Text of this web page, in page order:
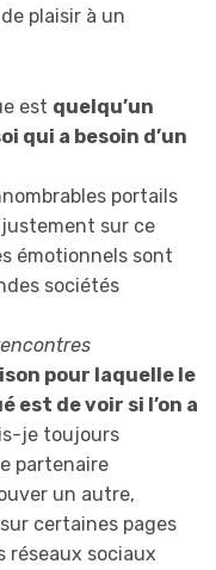
plaisir à un
est quelqu’un
qui a besoin d’un
portails
sur ce
émotionnels sont
sociétés
pour laquelle le
de voir si l’on a
je toujours
partenaire
un autre,
certaines pages
réseaux sociaux